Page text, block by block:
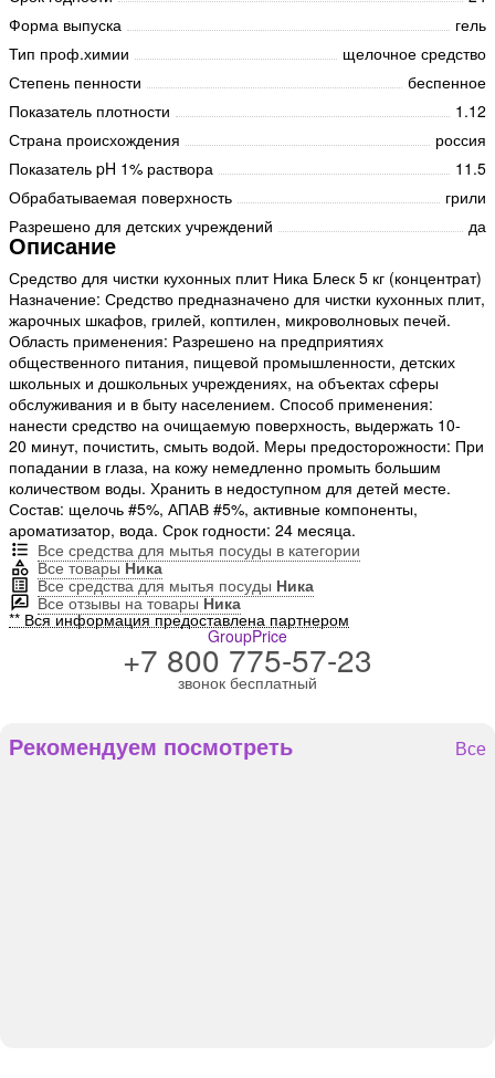
Форма выпуска
гель
Тип проф.химии
щелочное средство
Степень пенности
беспенное
Показатель плотности
1.12
Страна происхождения
россия
Показатель pH 1% раствора
11.5
Обрабатываемая поверхность
грили
Разрешено для детских учреждений
да
Описание
Средство для чистки кухонных плит Ника Блеск 5 кг (концентрат)
Назначение: Средство предназначено для чистки кухонных плит,
жарочных шкафов, грилей, коптилен, микроволновых печей.
Область применения: Разрешено на предприятиях
общественного питания, пищевой промышленности, детских
школьных и дошкольных учреждениях, на объектах сферы
обслуживания и в быту населением. Способ применения:
нанести средство на очищаемую поверхность, выдержать 10-
20 минут, почистить, смыть водой. Меры предосторожности: При
попадании в глаза, на кожу немедленно промыть большим
количеством воды. Хранить в недоступном для детей месте.
Состав: щелочь #5%, АПАВ #5%, активные компоненты,
ароматизатор, вода. Срок годности: 24 месяца.
Все средства для мытья посуды в категории
Все товарыНика
Все средства для мытья посуды Ника
Все отзывы на товарыНика
** Вся информация предоставлена партнером
GroupPrice
+7 800 775-57-23
звонок бесплатный
Рекомендуем посмотреть Все